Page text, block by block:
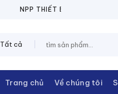
NPP THIẾT BỊ ĐIỆN THANH
kiếm:
Trang chủ Về chúng tôi